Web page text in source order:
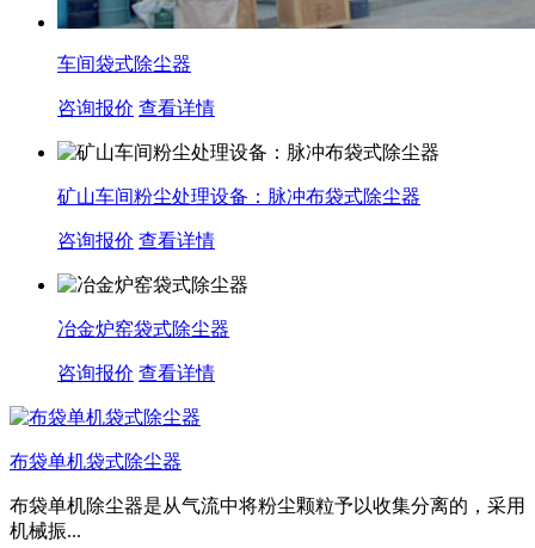
车间袋式除尘器
咨询报价 查看详情
矿山车间粉尘处理设备：脉冲布袋式除尘器
咨询报价 查看详情
冶金炉窑袋式除尘器
咨询报价 查看详情
布袋单机袋式除尘器
布袋单机除尘器是从气流中将粉尘颗粒予以收集分离的，采用
机械振...